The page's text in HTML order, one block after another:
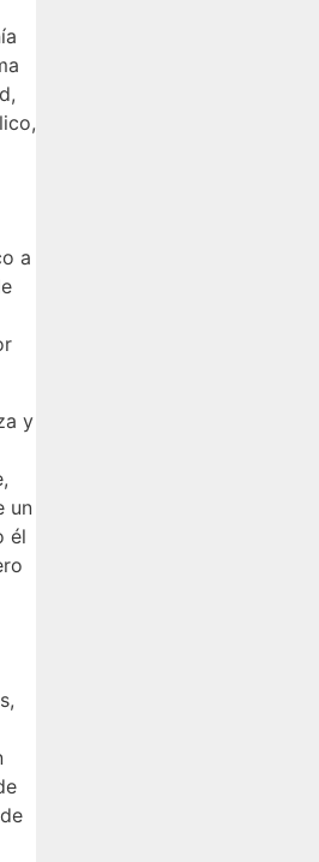
a
y
un
él